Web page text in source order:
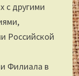
с другими
Российской
Филиала в